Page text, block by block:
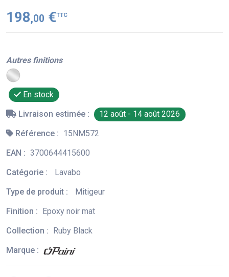
198,00 €TTC
Autres finitions
En stock
Livraison estimée :
12 août - 14 août 2026
Référence : 15NM572
EAN : 3700644415600
Catégorie :
Lavabo
Type de produit :
Mitigeur
Finition :
Epoxy noir mat
Collection :
Ruby Black
Marque :